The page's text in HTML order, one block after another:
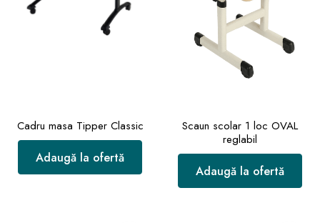
Cadru masa Tipper Classic
Adaugă la ofertă
Scaun scolar 1 loc OVAL
reglabil
Adaugă la ofertă